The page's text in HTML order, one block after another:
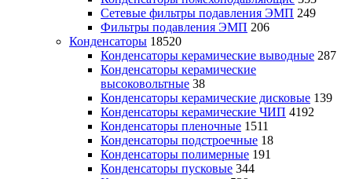
Сетевые фильтры подавления ЭМП 249
Фильтры подавления ЭМП 206
Конденсаторы 18520
Конденсаторы керамические выводные 287
Конденсаторы керамические
высоковольтные 38
Конденсаторы керамические дисковые 139
Конденсаторы керамические ЧИП 4192
Конденсаторы пленочные 1511
Конденсаторы подстроечные 18
Конденсаторы полимерные 191
Конденсаторы пусковые 344